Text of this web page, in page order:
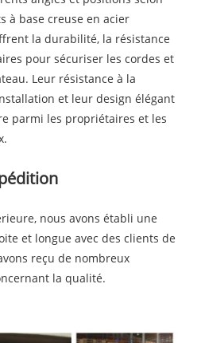
à base creuse en acier
la durabilité, la résistance
pour sécuriser les cordes et
Leur résistance à la
et leur design élégant
parmi les propriétaires et les
nous avons établi une
et longue avec des clients de
reçu de nombreux
la qualité.